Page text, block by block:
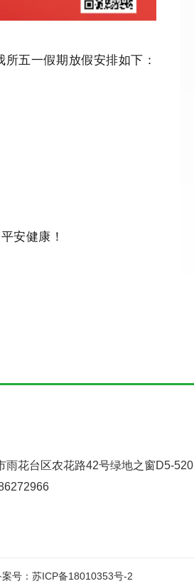
五一假期放假安排如下：
安健康！
雨花台区农花路42号绿地之窗D5-520
案号：苏ICP备18010353号-2